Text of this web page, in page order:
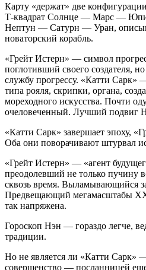
Карту «держат» две
Т-квадрат Солнце — Марс —
Нептун — Сатурн — Уран,
новаторский корабль.
«Грейт Истерн» — символ
поглотивший своего создателя,
службу прогрессу. «Катти Сарк»
типа рояля, скрипки, органа,
мореходного искусства. Почти
очеловеченный. Лучший подвиг
«Катти Сарк» завершает эпоху,
Оба они поворачивают штурвал
«Грейт Истерн» — «агент
преодолевший не только пучину
сквозь время. Выламывающийся
Предвещающий мегамасштабы ХХ
так напряжена.
Гороскоп Нэн — гораздо легче,
традиции.
Но не является ли «Катти Сарк»
совершенство — посланницей